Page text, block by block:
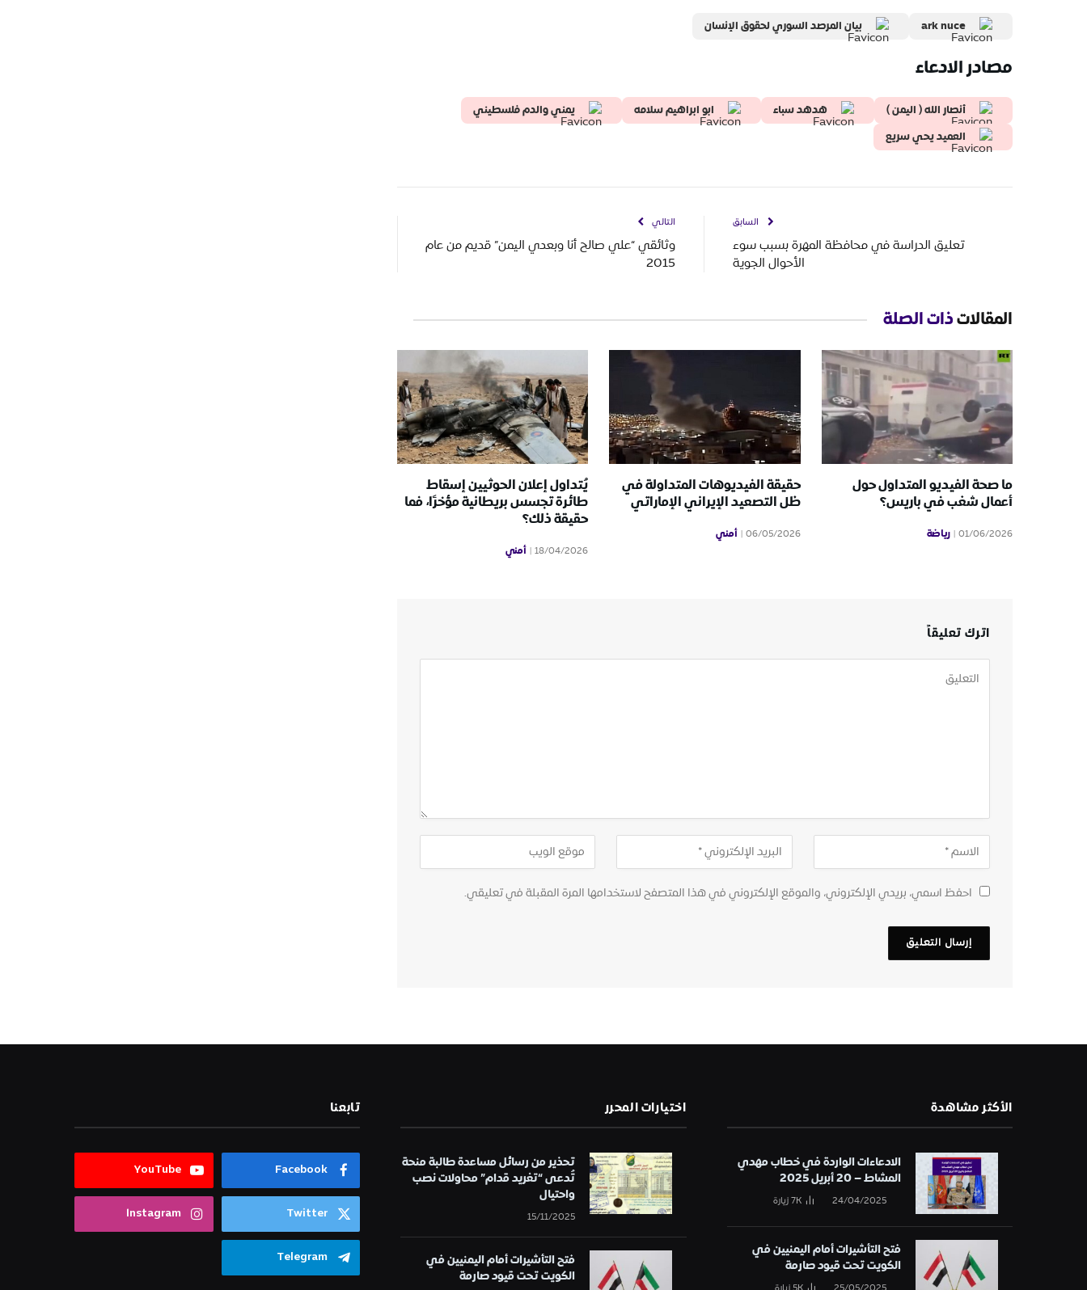
ark nuce بيان المرصد السوري لحقوق الإنسان
مصادر الادعاء
أنصار الله ( اليمن ) هدهد سباء ابو ابراهيم سلامه
يمني والدم فلسطيني
العميد يحي سريع
السابق
تعليق الدراسة في محافظة المهرة بسبب سوء
الأحوال الجوية
التالي
وثائقي “علي صالح أنا وبعدي اليمن” قديم من عام
2015
المقالاتذات الصلة
ما صحة الفيديو المتداول حول
أعمال شغب في باريس؟
01/06/2026 رياضة
حقيقة الفيديوهات المتداولة في
ظل التصعيد الإيراني الإماراتي
06/05/2026 أمني
يُتداول إعلان الحوثيين إسقاط
طائرة تجسس بريطانية مؤخرًا، فما
حقيقة ذلك؟
18/04/2026 أمني
اترك تعليقاً
احفظ اسمي، بريدي الإلكتروني، والموقع الإلكتروني في هذا المتصفح لاستخدامها المرة المقبلة في تعليقي.
الأكثر مشاهدة
الادعاءات الواردة في خطاب مهدي
المشاط – 20 أبريل 2025
24/04/2025
7Kزيارة
فتح التأشيرات أمام اليمنيين في
الكويت تحت قيود صارمة
اختيارات المحرر
تحذير من رسائل مساعدة طالبة منحة
تُدعى “تغريد قدام” محاولات نصب
واحتيال
15/11/2025
فتح التأشيرات أمام اليمنيين في
الكويت تحت قيود صارمة
تابعنا
Facebook
YouTube
Twitter
Instagram
Telegram